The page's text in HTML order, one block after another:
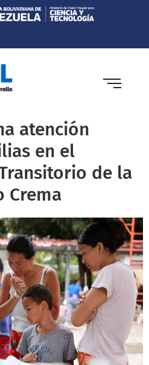
atención
en el
de la
Crema